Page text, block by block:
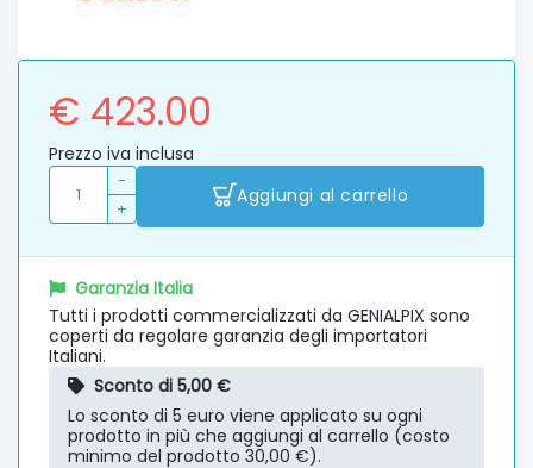
€ 423.00
Prezzo iva inclusa
-
+
Aggiungi al carrello
Garanzia Italia
Tutti i prodotti commercializzati da GENIALPIX sono
coperti da regolare garanzia degli importatori
Italiani.
Sconto di 5,00 €
Lo sconto di 5 euro viene applicato su ogni
prodotto in più che aggiungi al carrello (costo
minimo del prodotto 30,00 €).